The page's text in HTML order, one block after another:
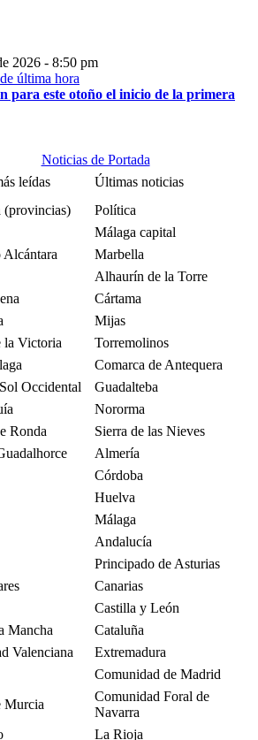
2026 - 8:50 pm
para este otoño el inicio de la primera
Noticias de Portada
leídas
Últimas noticias
(provincias)
Política
Málaga capital
Alcántara
Marbella
Alhaurín de la Torre
Cártama
Mijas
la Victoria
Torremolinos
Comarca de Antequera
Occidental
Guadalteba
Nororma
Ronda
Sierra de las Nieves
Almería
Córdoba
Huelva
Málaga
Andalucía
Principado de Asturias
Canarias
Castilla y León
Mancha
Cataluña
Valenciana
Extremadura
Comunidad de Madrid
Murcia
Comunidad Foral de
Navarra
La Rioja